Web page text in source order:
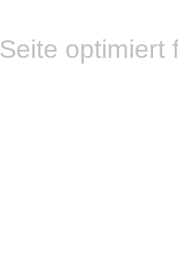
Seite optimiert